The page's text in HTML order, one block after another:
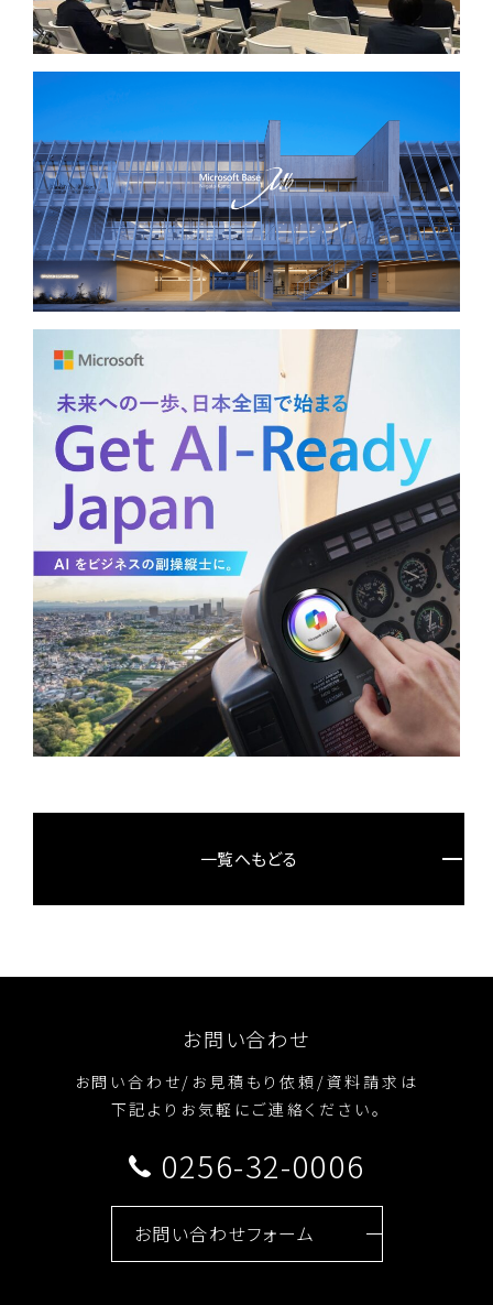
一覧へもどる
お問い合わせ
お問い合わせ/お見積もり依頼/資料請求は
下記よりお気軽にご連絡ください。
0256-32-0006
お問い合わせフォーム